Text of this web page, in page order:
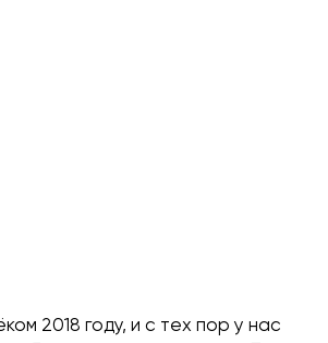
2018 году, и с тех пор у нас